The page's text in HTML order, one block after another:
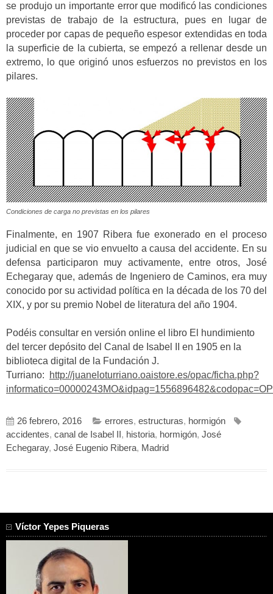
se produjo un importante error que modificó las condiciones
previstas de trabajo de la estructura, pues en lugar de
proceder por capas de pequeño espesor extendidas en toda
la superficie de la cubierta, se empezó a rellenar desde un
extremo, lo que originó unos esfuerzos no previstos en los
pilares.
Condiciones de carga no previstas en los pilares
Finalmente, en 1907 Ribera fue exonerado en el proceso
judicial en que se vio envuelto a causa del accidente. En su
defensa participaron muy activamente, entre otros, José
Echegaray que, además de Ingeniero de Caminos, era muy
conocido por su actividad política en la década de los 70 del
XIX, y por su premio Nobel de literatura del año 1904.
Podéis consultar en versión online el libro El hundimiento
del tercer depósito del Canal de Isabel II en 1905 en la
biblioteca digital de la Fundación J.
Turriano:
http://juaneloturriano.oaistore.es/opac/ficha.php?
26 febrero, 2016 errores, estructuras, hormigón
accidentes, canal de Isabel II , historia, hormigón, José
Echegaray, José Eugenio Ribera, Madrid
Víctor Yepes Piqueras